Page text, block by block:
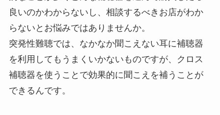
良いのかわからないし、相談するべきお店がわか
らないとお悩みではありませんか。
突発性難聴では、なかなか聞こえない耳に補聴器
を利用してもうまくいかないものですが、クロス
補聴器を使うことで効果的に聞こえを補うことが
できるんです。